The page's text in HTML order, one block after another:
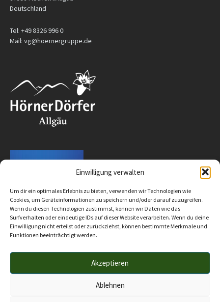
Einwilligung verwalten
Um dir ein optimales Erlebnis zu bieten, verwenden wir Technologien wie
Cookies, um Geräteinformationen zu speichern und/oder darauf zuzugreifen.
Wenn du diesen Technologien zustimmst, können wir Daten wie das
Surfverhalten oder eindeutige IDs auf dieser Website verarbeiten. Wenn du deine
Einwilligung nicht erteilst oder zurückziehst, können bestimmte Merkmale und
Funktionen beeinträchtigt werden.
Akzeptieren
Ablehnen
Deutschland
Tel: +49 8326 996 0
Mail: vg@hoernergruppe.de
Datenschutz